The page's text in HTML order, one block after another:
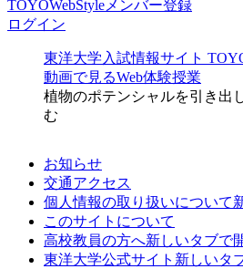
TOYOWebStyleメンバー登録
ログイン
東洋大学入試情報サイト
動画で見るWeb体験授業
植物のポテンシャルを引き出
む
お知らせ
交通アクセス
個人情報の取り扱いについて
このサイトについて
高校教員の方へ新しいタブで
東洋大学公式サイト 新しいタ